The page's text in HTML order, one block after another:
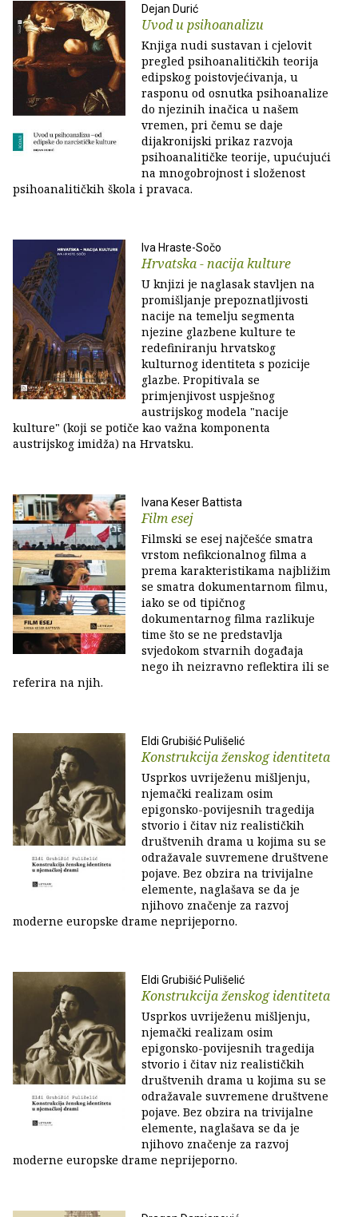
Dejan Durić
Uvod u psihoanalizu
Knjiga nudi sustavan i cjelovit
pregled psihoanalitičkih teorija
edipskog poistovjećivanja, u
rasponu od osnutka psihoanalize
do njezinih inačica u našem
vremen, pri čemu se daje
dijakronijski prikaz razvoja
psihoanalitičke teorije, upućujući
na mnogobrojnost i složenost
psihoanalitičkih škola i pravaca.
Iva Hraste-Sočo
Hrvatska - nacija kulture
U knjizi je naglasak stavljen na
promišljanje prepoznatljivosti
nacije na temelju segmenta
njezine glazbene kulture te
redefiniranju hrvatskog
kulturnog identiteta s pozicije
glazbe. Propitivala se
primjenjivost uspješnog
austrijskog modela "nacije
kulture" (koji se potiče kao važna komponenta
austrijskog imidža) na Hrvatsku.
Ivana Keser Battista
Film esej
Filmski se esej najčešće smatra
vrstom nefikcionalnog filma a
prema karakteristikama najbližim
se smatra dokumentarnom filmu,
iako se od tipičnog
dokumentarnog filma razlikuje
time što se ne predstavlja
svjedokom stvarnih događaja
nego ih neizravno reflektira ili se
referira na njih.
Eldi Grubišić Pulišelić
Konstrukcija ženskog identiteta
Usprkos uvriježenu mišljenju,
njemački realizam osim
epigonsko-povijesnih tragedija
stvorio i čitav niz realističkih
društvenih drama u kojima su se
odražavale suvremene društvene
pojave. Bez obzira na trivijalne
elemente, naglašava se da je
njihovo značenje za razvoj
moderne europske drame neprijeporno.
Eldi Grubišić Pulišelić
Konstrukcija ženskog identiteta
Usprkos uvriježenu mišljenju,
njemački realizam osim
epigonsko-povijesnih tragedija
stvorio i čitav niz realističkih
društvenih drama u kojima su se
odražavale suvremene društvene
pojave. Bez obzira na trivijalne
elemente, naglašava se da je
njihovo značenje za razvoj
moderne europske drame neprijeporno.